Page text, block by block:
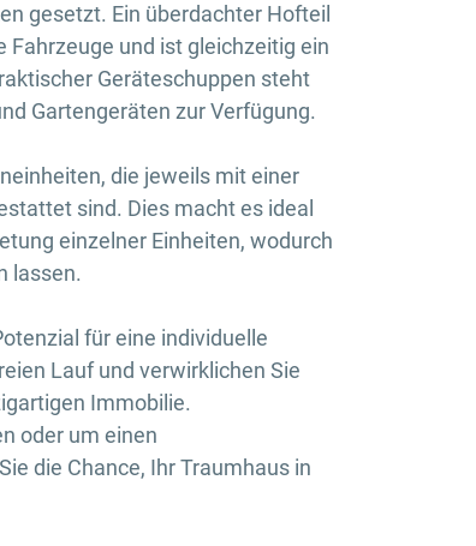
gesetzt. Ein überdachter Hofteil
und ist gleichzeitig ein
Geräteschuppen steht
Gartengeräten zur Verfügung.
die jeweils mit einer
sind. Dies macht es ideal
einzelner Einheiten, wodurch
lassen.
für eine individuelle
Lauf und verwirklichen Sie
Immobilie.
oder um einen
die Chance, Ihr Traumhaus in